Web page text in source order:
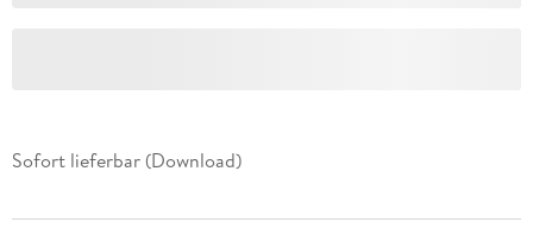
Sofort lieferbar (Download)